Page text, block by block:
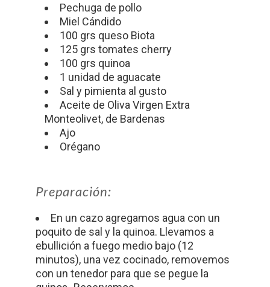
Pechuga de pollo
Miel Cándido
100 grs queso Biota
125 grs tomates cherry
100 grs quinoa
1 unidad de aguacate
Sal y pimienta al gusto
Aceite de Oliva Virgen Extra
Monteolivet, de Bardenas
Ajo
Orégano
Preparación:
En un cazo agregamos agua con un
poquito de sal y la quinoa. Llevamos a
ebullición a fuego medio bajo (12
minutos), una vez cocinado, removemos
con un tenedor para que se pegue la